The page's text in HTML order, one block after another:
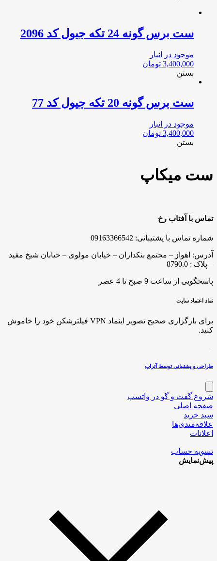
ست برس گونه 24 تکه جیول کد 2096
موجود در انبار
3,400,000 تومان
بستن
ست برس گونه 20 تکه جیول کد 77
موجود در انبار
3,400,000 تومان
بستن
ست میکاپ
تماس با آفتاب رخ
شماره تماس با پشتیبانی: 09163366542
آدرس: اهواز – مجتمع بنکداران – خیابان مولوی – خیابان شیخ مفید
– پلاک : 8790.0
پاسخگویی از ساعت 9 صبح تا 4 عصر
نماد اعتماد سایت
برای بارگزاری صحیح تصویر اینماد VPN فیلترشکن خود را خاموش
کنید.
طراحی و پشتیبانی توسط آتراپ
شروع گفت و گو در واتسپ
صفحه اصلی
سبد خرید
علاقه‌مندی‌ها
اعلانات
تسویه حساب
پیش‌نمایش